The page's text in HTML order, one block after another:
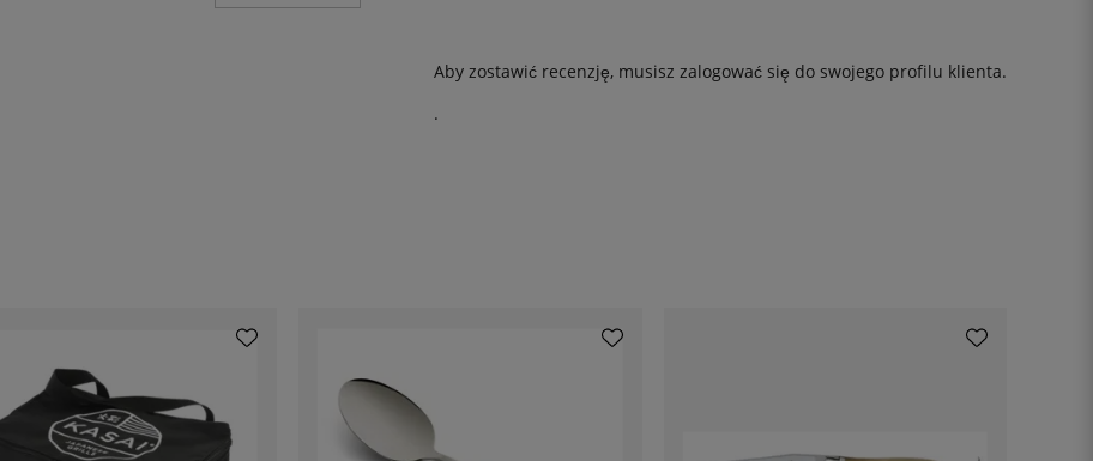
Aby zostawić recenzję, musisz zalogować się do swojego profilu klienta.
.